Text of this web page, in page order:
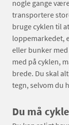
nogle gange
transportere
bruge cyklen til
loppemarkedet,
eller bunker
med på cyklen,
brede. Du skal
tegn, selvom du
Du må